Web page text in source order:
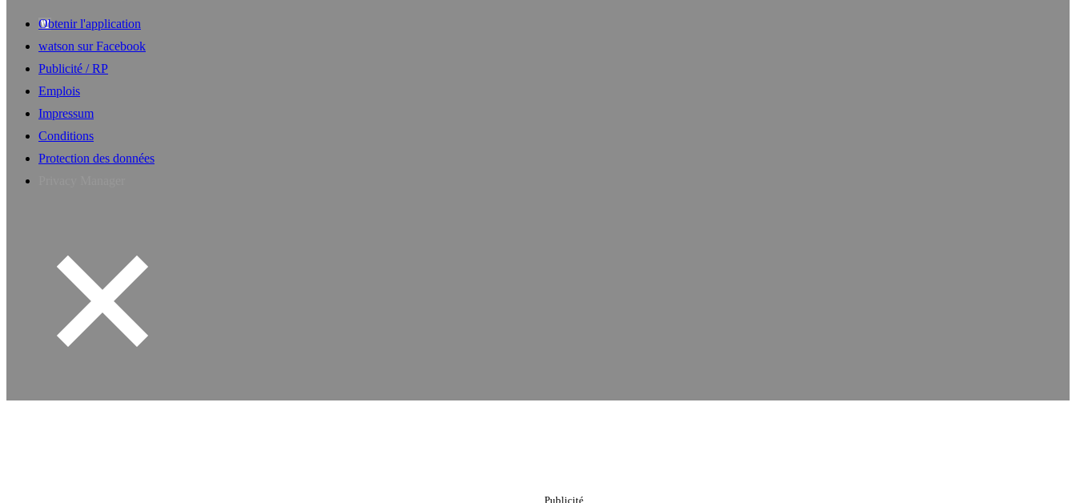
Obtenir l'application
watson sur Facebook
Publicité / RP
Emplois
Impressum
Conditions
Protection des données